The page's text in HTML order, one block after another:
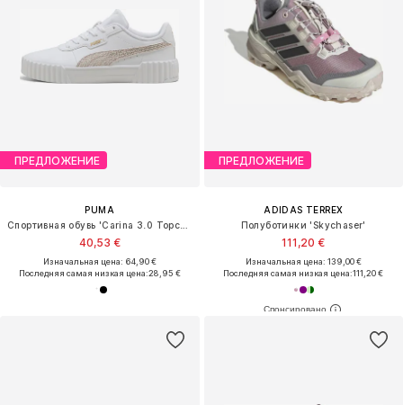
ПРЕДЛОЖЕНИЕ
PUMA
40,53 €
Изначальная цена: 64,90 €
Последняя самая низкая цена:28,95 €
ПРЕДЛОЖЕНИЕ
ADIDAS TERREX
Полуботинки 'Skychaser'
111,20 €
Изначальная цена: 139,00 €
Последняя самая низкая цена:111,20 €